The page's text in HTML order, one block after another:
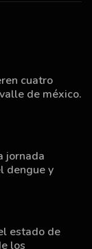
cuatro
de méxico.
jornada
dengue y
estado de
los